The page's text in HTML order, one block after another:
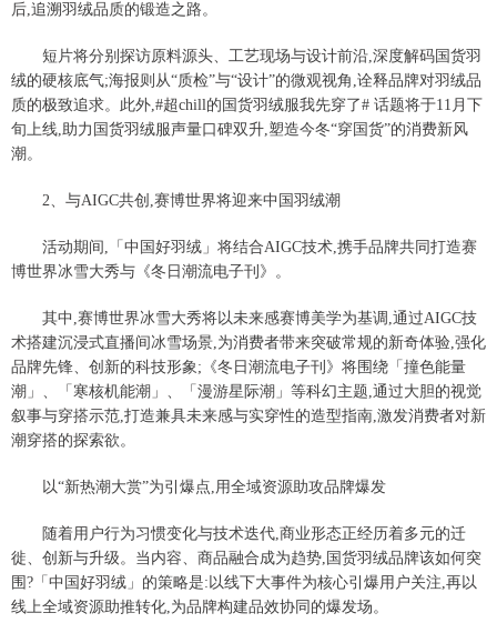
后,追溯羽绒品质的锻造之路。
短片将分别探访原料源头、工艺现场与设计前沿,深度解码国货羽
绒的硬核底气;海报则从“质检”与“设计”的微观视角,诠释品牌对羽绒品
质的极致追求。此外,#超chill的国货羽绒服我先穿了# 话题将于11月下
旬上线,助力国货羽绒服声量口碑双升,塑造今冬“穿国货”的消费新风
潮。
2、与AIGC共创,赛博世界将迎来中国羽绒潮
活动期间,「中国好羽绒」将结合AIGC技术,携手品牌共同打造赛
博世界冰雪大秀与《冬日潮流电子刊》。
其中,赛博世界冰雪大秀将以未来感赛博美学为基调,通过AIGC技
术搭建沉浸式直播间冰雪场景,为消费者带来突破常规的新奇体验,强化
品牌先锋、创新的科技形象;《冬日潮流电子刊》将围绕「撞色能量
潮」、「寒核机能潮」、「漫游星际潮」等科幻主题,通过大胆的视觉
叙事与穿搭示范,打造兼具未来感与实穿性的造型指南,激发消费者对新
潮穿搭的探索欲。
以“新热潮大赏”为引爆点,用全域资源助攻品牌爆发
随着用户行为习惯变化与技术迭代,商业形态正经历着多元的迁
徙、创新与升级。当内容、商品融合成为趋势,国货羽绒品牌该如何突
围?「中国好羽绒」的策略是:以线下大事件为核心引爆用户关注,再以
线上全域资源助推转化,为品牌构建品效协同的爆发场。